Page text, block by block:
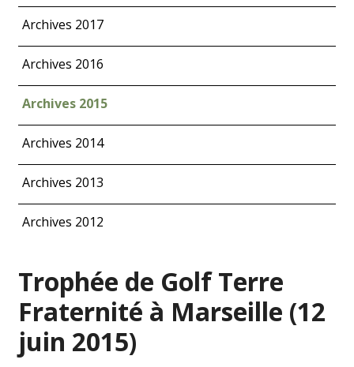
Archives 2017
Archives 2016
Archives 2015
Archives 2014
Archives 2013
Archives 2012
Trophée de Golf Terre
Fraternité à Marseille (12
juin 2015)